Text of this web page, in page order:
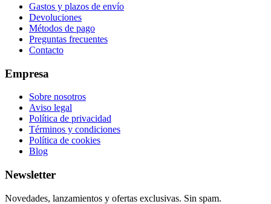
Gastos y plazos de envío
Devoluciones
Métodos de pago
Preguntas frecuentes
Contacto
Empresa
Sobre nosotros
Aviso legal
Política de privacidad
Términos y condiciones
Política de cookies
Blog
Newsletter
Novedades, lanzamientos y ofertas exclusivas. Sin spam.